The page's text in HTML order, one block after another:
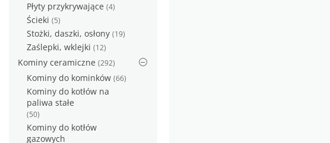
Płyty przykrywające (4)
Ścieki (5)
Stożki, daszki, osłony (19)
Zaślepki, wklejki (12)
Kominy ceramiczne (292)
Kominy do kominków (66)
Kominy do kotłów na
paliwa stałe
(50)
Kominy do kotłów
gazowych